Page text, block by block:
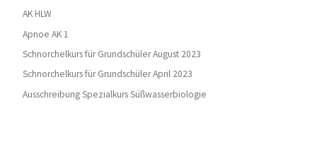
AK HLW
Apnoe AK 1
Schnorchelkurs für Grundschüler August 2023
Schnorchelkurs für Grundschüler April 2023
Ausschreibung Spezialkurs Süßwasserbiologie